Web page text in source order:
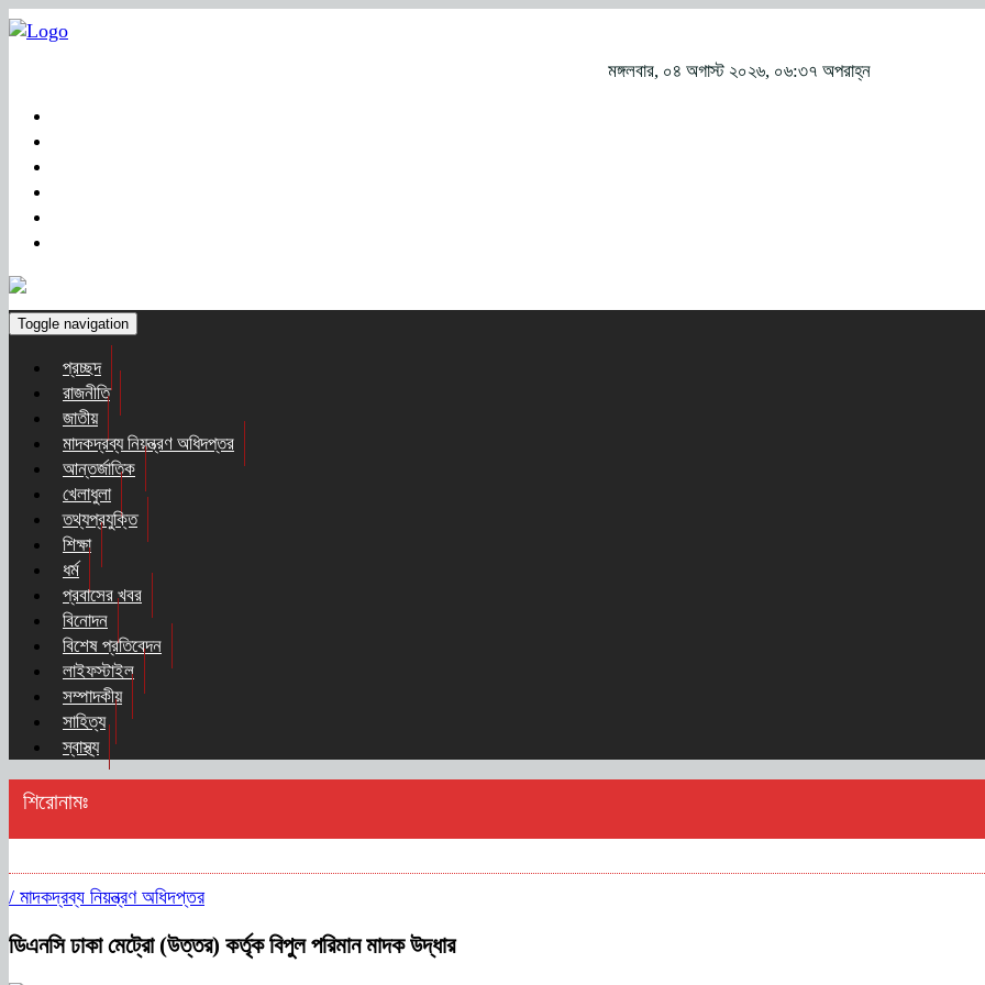
মঙ্গলবার, ০৪ অগাস্ট ২০২৬, ০৬:৩৭ অপরাহ্ন
Toggle navigation
প্রচ্ছদ
রাজনীতি
জাতীয়
মাদকদ্রব্য নিয়ন্ত্রণ অধিদপ্তর
আন্তর্জাতিক
খেলাধুলা
তথ্যপ্রযুক্তি
শিক্ষা
ধর্ম
প্রবাসের খবর
বিনোদন
বিশেষ প্রতিবেদন
লাইফস্টাইল
সম্পাদকীয়
সাহিত্য
স্বাস্থ্য
শিরোনামঃ
/ মাদকদ্রব্য নিয়ন্ত্রণ অধিদপ্তর
ডিএনসি ঢাকা মেট্রো (উত্তর) কর্তৃক বিপুল পরিমান মাদক উদ্ধার